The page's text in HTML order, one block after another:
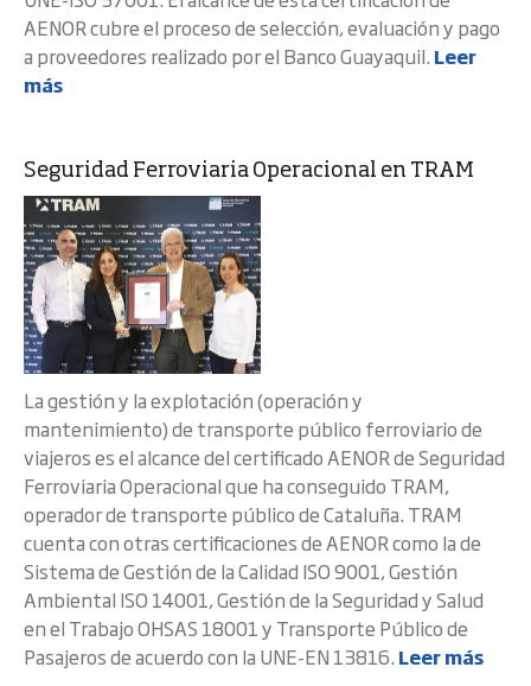
AENOR cubre el proceso de selección, evaluación y pago
a proveedores realizado por el Banco Guayaquil. Leer
más
Seguridad Ferroviaria Operacional en TRAM
La gestión y la explotación (operación y
mantenimiento) de transporte público ferroviario de
viajeros es el alcance del certificado AENOR de Seguridad
Ferroviaria Operacional que ha conseguido TRAM,
operador de transporte público de Cataluña. TRAM
cuenta con otras certificaciones de AENOR como la de
Sistema de Gestión de la Calidad ISO 9001, Gestión
Ambiental ISO 14001, Gestión de la Seguridad y Salud
en el Trabajo OHSAS 18001 y Transporte Público de
Pasajeros de acuerdo con la UNE-EN 13816. Leer más